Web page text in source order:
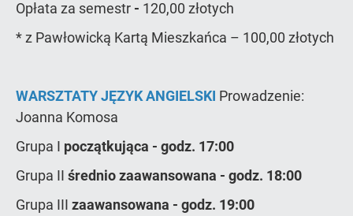
Opłata za semestr - 120,00 złotych
* z Pawłowicką Kartą Mieszkańca – 100,00 złotych
WARSZTATY JĘZYK ANGIELSKI Prowadzenie:
Joanna Komosa
Grupa I początkująca - godz. 17:00
Grupa II średnio zaawansowana - godz. 18:00
Grupa III zaawansowana - godz. 19:00